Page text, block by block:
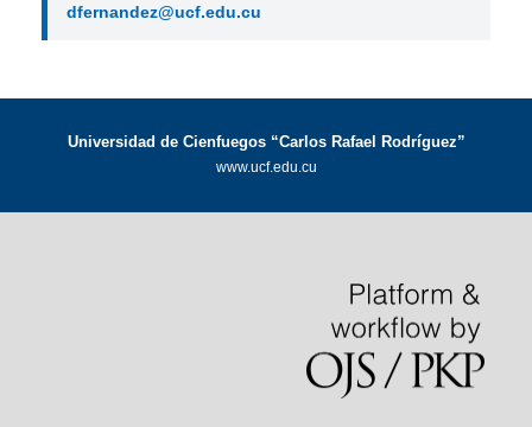
dfernandez@ucf.edu.cu
Universidad de Cienfuegos “Carlos Rafael Rodríguez”
www.ucf.edu.cu